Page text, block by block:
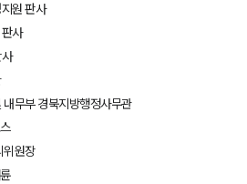
원 판사
사
무부 경북지방행정사무관
위원장